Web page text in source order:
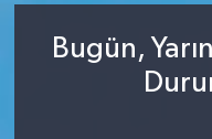
Bugün,
Tüm Manşetler